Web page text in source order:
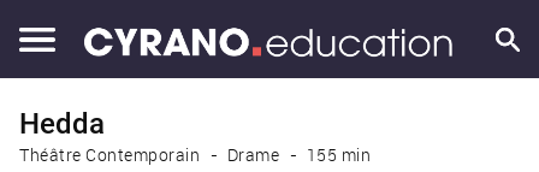
Hedda
Théâtre Contemporain Drame 155 min